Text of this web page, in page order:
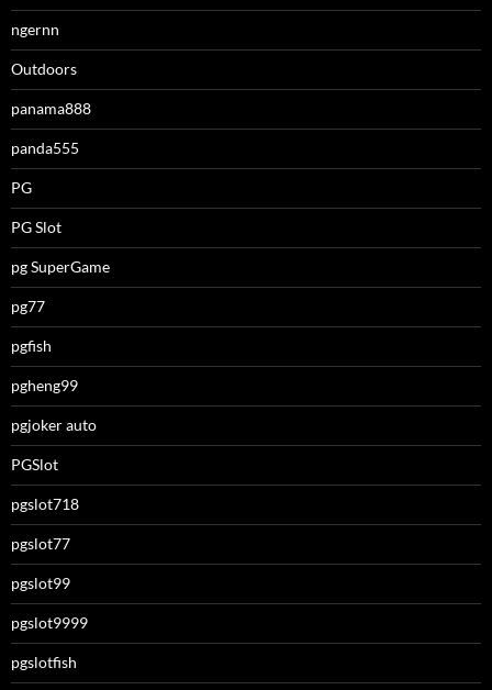
ngernn
Outdoors
panama888
panda555
PG
PG Slot
pg SuperGame
pg77
pgfish
pgheng99
pgjoker auto
PGSlot
pgslot718
pgslot77
pgslot99
pgslot9999
pgslotfish